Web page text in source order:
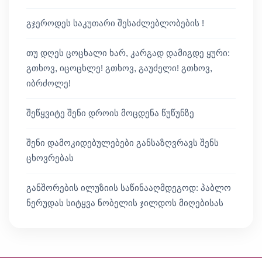
გჯეროდეს საკუთარი შესაძლებლობების !
თუ დღეს ცოცხალი ხარ, კარგად დამიგდე ყური:
გთხოვ, იცოცხლე! გთხოვ, გაუძელი! გთხოვ,
იბრძოლე!
შეწყვიტე შენი დროის მოცდენა წუწუნზე
შენი დამოკიდებულებები განსაზღვრავს შენს
ცხოვრებას
განშორების ილუზიის საწინააღმდეგოდ: პაბლო
ნერუდას სიტყვა ნობელის ჯილდოს მიღებისას